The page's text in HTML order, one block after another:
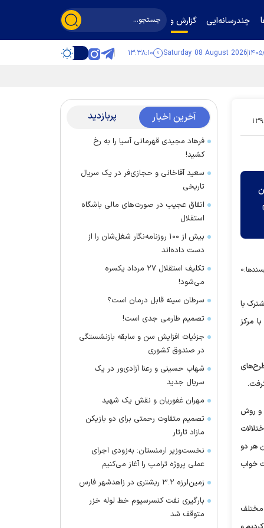
چندرسانه‌ایی گزارش و گفت‌وگو
Saturday 08 August 2026 ۱۳:۳۸:۱۱
۱۹
۰
با
مرکز
و روش
هر دو
خواب
مختلف
آخرین اخبار پربازدید
فرهاد مجیدی قهرمانی آسیا را به رخ
کشید!
سعید آقاخانی و حجازی‌فر در یک سریال
تاریخی
اتفاق عجیب در صورت‌های مالی باشگاه
استقلال
بیش از ۱۰۰ روزنامه‌نگار شغل‌شان را از
دست داده‌اند
تکلیف استقلال ۲۷ مرداد یکسره
می‌شود!
سرطان سینه قابل درمان است؟
تصمیم طارمی جدی است!
جزئیات افزایش سن و سابقه بازنشستگی
در صندوق کشوری
شهاب حسینی و رعنا آزادی‌ور در یک
سریال جدید
مهران غفوریان و نقش یک شهید
تصمیم متفاوت رحمتی برای دو بازیکن
مازاد تارتار
نخست‌وزیر ارمنستان: به‌زودی اجرای
عملی پروژه ترامپ را آغاز می‌کنیم
زمین‌لرزه ۳.۲ ریشتری در زاهدشهر فارس
بارگیری نفت کنسرسیوم خط لوله خزر
متوقف شد